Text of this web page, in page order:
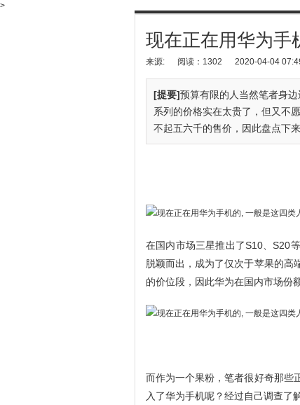
>
现在正在用华为手
来源: 阅读：1302 2020-04-04
[提要]预算有限的人当然笔者身
系列的价格实在太贵了，但又不
不起五六千的售价，因此盘点下
在国内市场三星推出了S10、S20
脱颖而出，成为了仅次于苹果的高
的价位段，因此华为在国内市场份
而作为一个果粉，笔者很好奇那些
入了华为手机呢？经过自己调查了